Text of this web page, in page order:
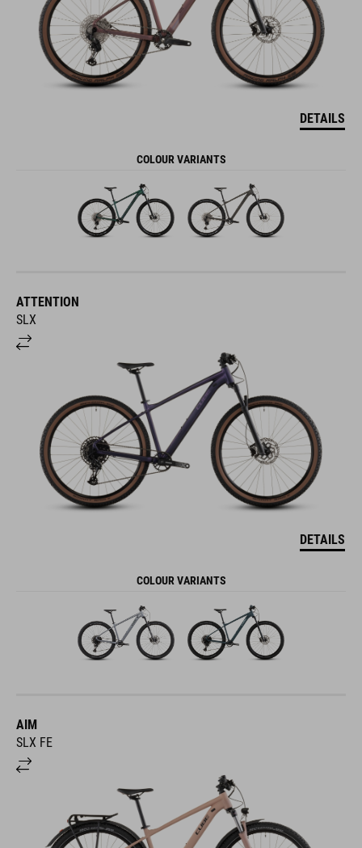
DETAILS
COLOUR VARIANTS
ATTENTION
SLX
DETAILS
COLOUR VARIANTS
AIM
SLX FE